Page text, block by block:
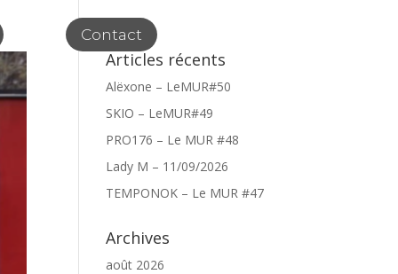
Contact
Articles récents
Alëxone – LeMUR#50
SKIO – LeMUR#49
PRO176 – Le MUR #48
Lady M – 11/09/2026
TEMPONOK – Le MUR #47
Archives
août 2026